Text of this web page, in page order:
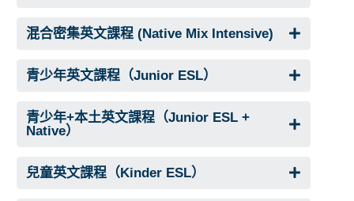
混合密集英文課程 (Native Mix Intensive)
青少年英文課程（Junior ESL）
青少年+本土英文課程（Junior ESL +
Native）
兒童英文課程（Kinder ESL）